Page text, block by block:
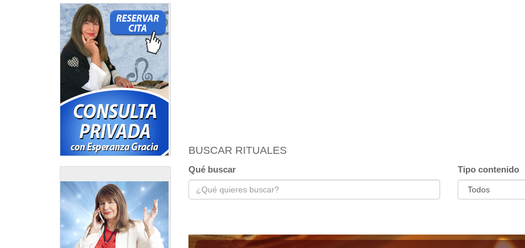
BUSCAR RITUALES
Qué buscar Tipo contenido